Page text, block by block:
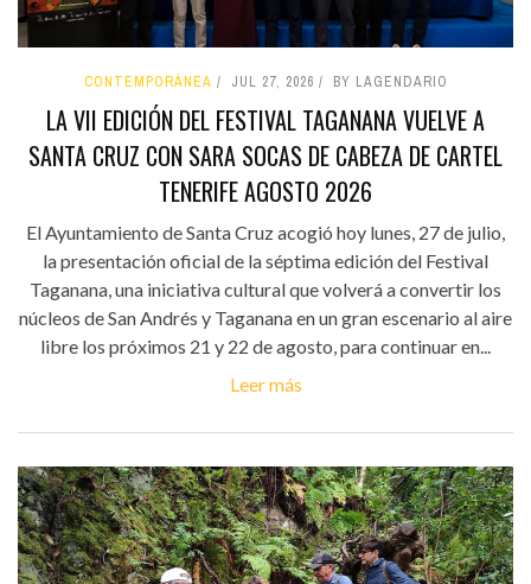
CONTEMPORÁNEA JUL 27, 2026 BY LAGENDARIO
LA VII EDICIÓN DEL FESTIVAL TAGANANA VUELVE A
SANTA CRUZ CON SARA SOCAS DE CABEZA DE CARTEL
TENERIFE AGOSTO 2026
El Ayuntamiento de Santa Cruz acogió hoy lunes, 27 de julio,
la presentación oficial de la séptima edición del Festival
Taganana, una iniciativa cultural que volverá a convertir los
núcleos de San Andrés y Taganana en un gran escenario al aire
libre los próximos 21 y 22 de agosto, para continuar en...
Leer más